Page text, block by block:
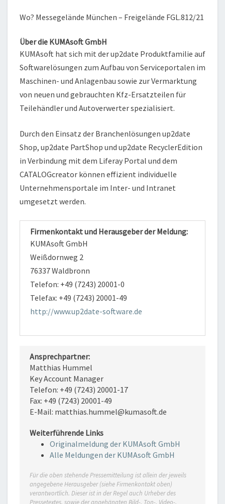
Wo? Messegelände München – Freigelände FGL.812/21
Über die KUMAsoft GmbH
KUMAsoft hat sich mit der up2date Produktfamilie auf
Softwarelösungen zum Aufbau von Serviceportalen im
Maschinen- und Anlagenbau sowie zur Vermarktung
von neuen und gebrauchten Kfz-Ersatzteilen für
Teilehändler und Autoverwerter spezialisiert.
Durch den Einsatz der Branchenlösungen up2date
Shop, up2date PartShop und up2date RecyclerEdition
in Verbindung mit dem Liferay Portal und dem
CATALOGcreator können effizient individuelle
Unternehmensportale im Inter- und Intranet
umgesetzt werden.
Firmenkontakt und Herausgeber der Meldung:
KUMAsoft GmbH
Weißdornweg 2
76337 Waldbronn
Telefon: +49 (7243) 20001-0
Telefax: +49 (7243) 20001-49
http://www.up2date-software.de
Ansprechpartner:
Matthias Hummel
Key Account Manager
Telefon: +49 (7243) 20001-17
Fax: +49 (7243) 20001-49
E-Mail: matthias.hummel@kumasoft.de
Weiterführende Links
Originalmeldung der KUMAsoft GmbH
Alle Meldungen der KUMAsoft GmbH
Für die oben stehende Pressemitteilung ist allein der jeweils
angegebene Herausgeber (siehe Firmenkontakt oben)
verantwortlich. Dieser ist in der Regel auch Urheber des
Pressetextes, sowie der angehängten Bild-, Ton-, Video-,